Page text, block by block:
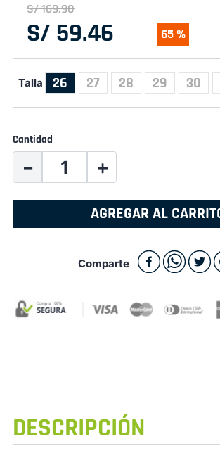
S/169.90
S/ 59.46 65 %
Talla 26 27 28 29 30
Cantidad
＋
－
AGREGAR AL
Comparte
DESCRIPCIÓN